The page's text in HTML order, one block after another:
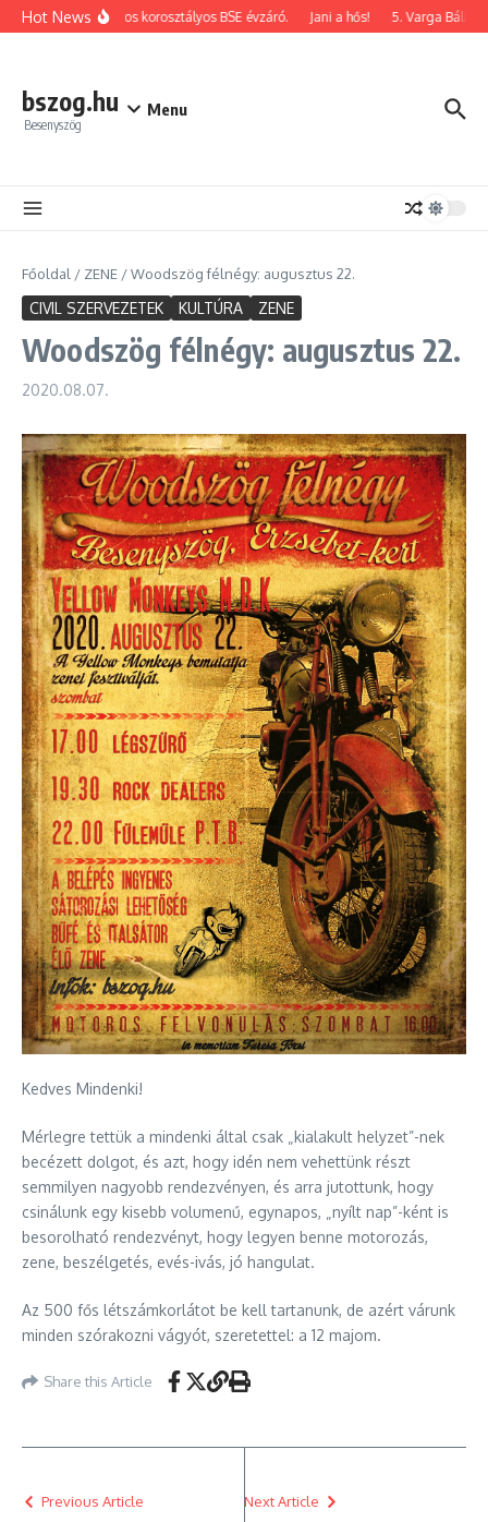
Ugrás a tartalomhoz
Hot News2026-os korosztályos BSE évzáró. Jani a hős! 5. Varga Bálint
bszog.hu
Besenyszög
Menu
Főoldal / ZENE /Woodszög félnégy: augusztus 22.
CIVIL SZERVEZETEK KULTÚRA ZENE
Woodszög félnégy: augusztus 22.
2020.08.07.
Kedves Mindenki!
Mérlegre tettük a mindenki által csak „kialakult helyzet”-nek
becézett dolgot, és azt, hogy idén nem vehettünk részt
semmilyen nagyobb rendezvényen, és arra jutottunk, hogy
csinálunk egy kisebb volumenű, egynapos, „nyílt nap”-ként is
besorolható rendezvényt, hogy legyen benne motorozás,
zene, beszélgetés, evés-ivás, jó hangulat.
Az 500 fős létszámkorlátot be kell tartanunk, de azért várunk
minden szórakozni vágyót, szeretettel: a 12 majom.
Share this Article
Previous Article Next Article